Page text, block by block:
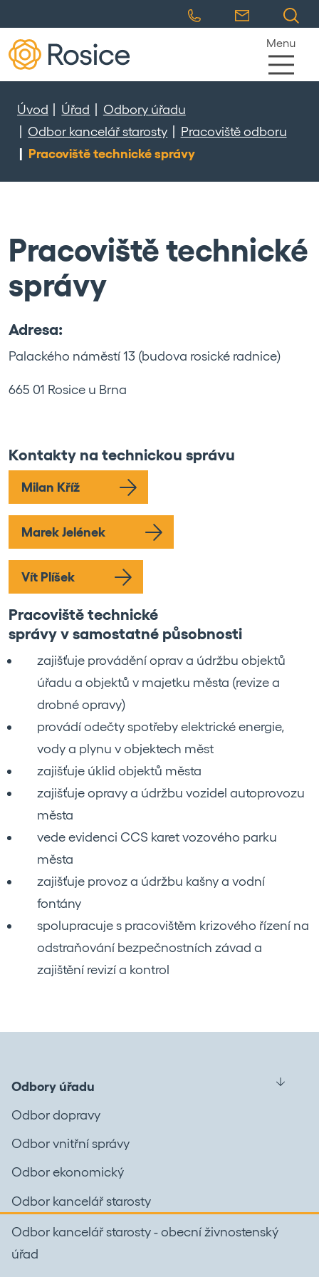
Menu
Úvod Úřad
Odbory úřadu
Odbor kancelář starosty
Pracoviště odboru
Pracoviště technické správy
Pracoviště technické
správy
Adresa:
Palackého náměstí 13 (budova rosické radnice)
665 01 Rosice u Brna
Kontakty na technickou správu
Milan Kříž
Marek Jelének
Vít Plíšek
Pracoviště technické
správy v samostatné působnosti
zajišťuje provádění oprav a údržbu objektů
úřadu a objektů v majetku města (revize a
drobné opravy)
provádí odečty spotřeby elektrické energie,
vody a plynu v objektech měst
zajišťuje úklid objektů města
zajišťuje opravy a údržbu vozidel autoprovozu
města
vede evidenci CCS karet vozového parku
města
zajišťuje provoz a údržbu kašny a vodní
fontány
spolupracuje s pracovištěm krizového řízení na
odstraňování bezpečnostních závad a
zajištění revizí a kontrol
Odbory úřadu
Odbor dopravy
Odbor vnitřní správy
Odbor ekonomický
Odbor kancelář starosty
Odbor kancelář starosty - obecní živnostenský
úřad